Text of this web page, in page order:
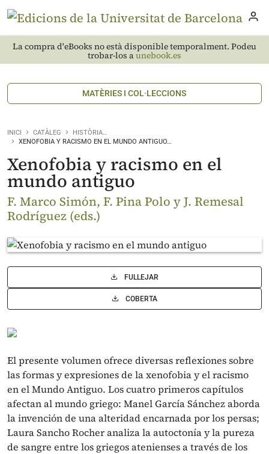
La compra d'eBooks no està disponible temporalment. Podeu
trobar-los aunebook.es
MATÈRIES I COL·LECCIONS
INICI CATÀLEG
HISTÒRIA…
XENOFOBIA Y RACISMO EN EL MUNDO ANTIGUO…
Xenofobia y racismo en el
mundo antiguo
F. Marco Simón, F. Pina Polo y J. Remesal
Rodríguez (eds.)
FULLEJAR
COBERTA
El presente volumen ofrece diversas reflexiones sobre
las formas y expresiones de la xenofobia y el racismo
en el Mundo Antiguo. Los cuatro primeros capítulos
afectan al mundo griego: Manel García Sánchez aborda
la invención de una alteridad encarnada por los persas;
Laura Sancho Rocher analiza la autoctonía y la pureza
de sangre entre los griegos atenienses a través de los